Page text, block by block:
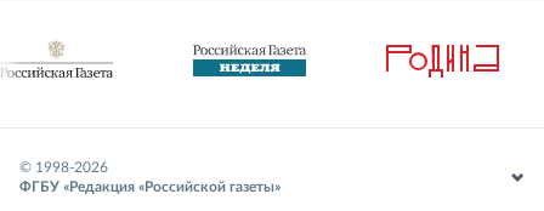
© 1998-2026
ФГБУ «Редакция «Российской газеты»